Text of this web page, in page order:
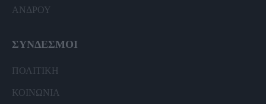
ΑΝΔΡΟΥ
ΣΥΝΔΕΣΜΟΙ
ΠΟΛΙΤΙΚΗ
ΚΟΙΝΩΝΙΑ